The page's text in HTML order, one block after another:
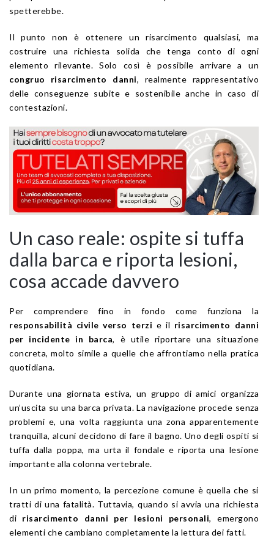
spetterebbe.
Il punto non è ottenere un risarcimento qualsiasi, ma
costruire una richiesta solida che tenga conto di ogni
elemento rilevante. Solo così è possibile arrivare a un
congruo risarcimento danni, realmente rappresentativo
delle conseguenze subite e sostenibile anche in caso di
contestazioni.
Un caso reale: ospite si tuffa
dalla barca e riporta lesioni,
cosa accade davvero
Per comprendere fino in fondo come funziona la
responsabilità civile verso terzi e il risarcimento danni
per incidente in barca, è utile riportare una situazione
concreta, molto simile a quelle che affrontiamo nella pratica
quotidiana.
Durante una giornata estiva, un gruppo di amici organizza
un’uscita su una barca privata. La navigazione procede senza
problemi e, una volta raggiunta una zona apparentemente
tranquilla, alcuni decidono di fare il bagno. Uno degli ospiti si
tuffa dalla poppa, ma urta il fondale e riporta una lesione
importante alla colonna vertebrale.
In un primo momento, la percezione comune è quella che si
tratti di una fatalità. Tuttavia, quando si avvia una richiesta
di risarcimento danni per lesioni personali, emergono
elementi che cambiano completamente la lettura dei fatti.